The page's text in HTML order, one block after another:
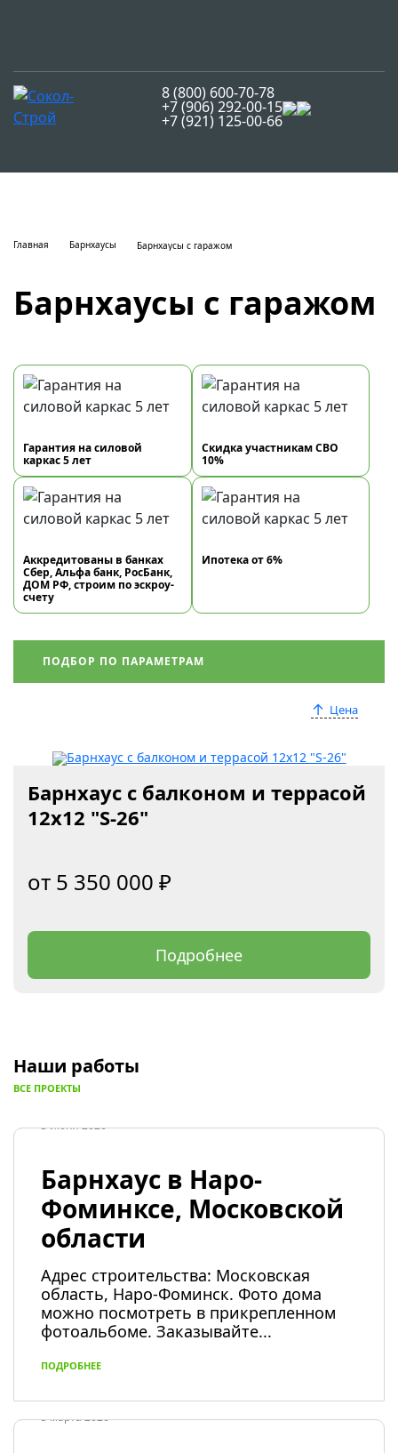
8 (800) 600-70-78
+7 (906) 292-00-15
+7 (921) 125-00-66
Главная Барнхаусы Барнхаусы с гаражом
Барнхаусы с гаражом
Гарантия на силовой
каркас 5 лет
Скидка участникам СВО
10%
Аккредитованы в банках
Сбер, Альфа банк, РосБанк,
ДОМ РФ, строим по эскроу-
счету
Ипотека от 6%
ПОДБОР ПО ПАРАМЕТРАМ
Цена
Барнхаус с балконом и террасой
12х12 "S-26"
5 350 000 ₽
Подробнее
Наши работы
ВСЕ ПРОЕКТЫ
3 июня 2026
Барнхаус в Наро-
Фоминксе, Московской
области
Адрес строительства: Московская
область, Наро-Фоминск. Фото дома
можно посмотреть в прикрепленном
фотоальбоме. Заказывайте...
ПОДРОБНЕЕ
5 марта 2026